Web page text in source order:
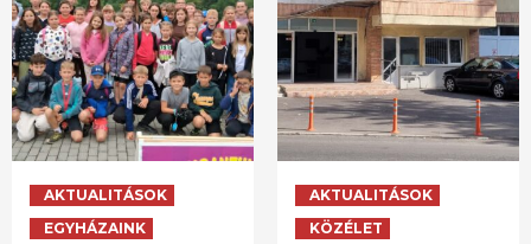
AKTUALITÁSOK
EGYHÁZAINK
AKTUALITÁSOK
KÖZÉLET